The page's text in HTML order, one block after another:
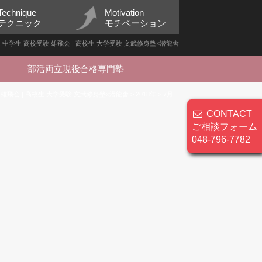
クニック
Motivation
モチベーション
学生 高校受験 雄飛会 | 高校生 大学受験 文武修身塾×潜龍舎
部活両立現役合格専門塾
CONTACT
ご相談フォーム
048-796-7782